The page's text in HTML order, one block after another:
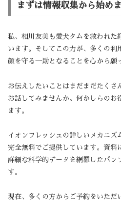
まずは情報収集から始め
私、相川友美も愛犬タムを救われた
います。そしてこの力が、多くの利
顔を守る一助となることを心から願
お伝えしたいことはまだまだたくさ
お話してみませんか。何かしらのお
ます。
イオンフレッシュの詳しいメカニズ
完全無料でご提供しています。資料
詳細な科学的データを網羅したパン
す。
現在、多くの方からご予約をいただ